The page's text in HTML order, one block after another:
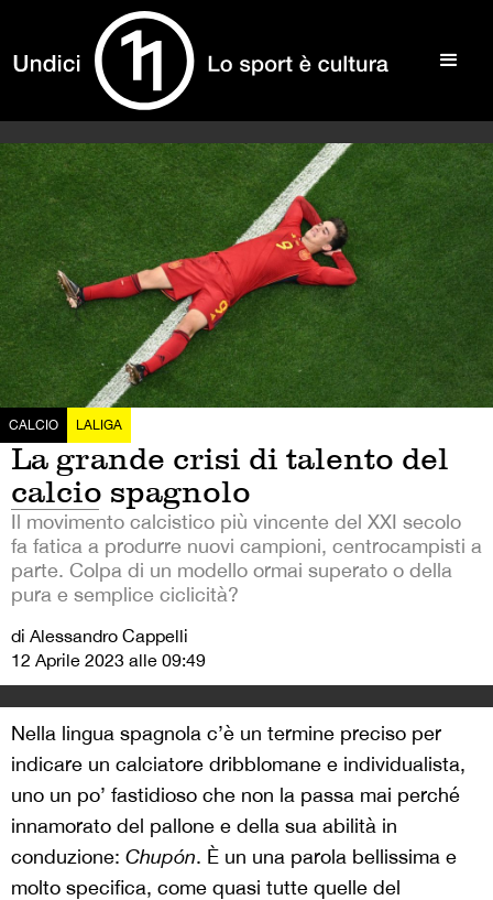
CALCIO LALIGA
La grande crisi di talento del
calcio spagnolo
Il movimento calcistico più vincente del XXI secolo
fa fatica a produrre nuovi campioni, centrocampisti a
parte. Colpa di un modello ormai superato o della
pura e semplice ciclicità?
di Alessandro Cappelli
12 Aprile 2023 alle 09:49
Nella lingua spagnola c’è un termine preciso per
indicare un calciatore dribblomane e individualista,
uno un po’ fastidioso che non la passa mai perché
innamorato del pallone e della sua abilità in
conduzione: Chupón. È un una parola bellissima e
molto specifica, come quasi tutte quelle del